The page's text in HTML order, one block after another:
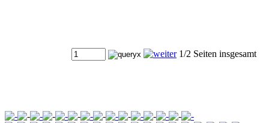
1/2 Seiten insgesamt